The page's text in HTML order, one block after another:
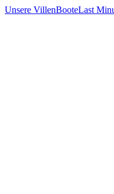
Unsere VillenBooteLast